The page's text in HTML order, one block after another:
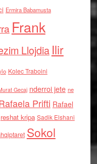
Ermira Babamusta
Frank
Llojdia Ilir
Kolec Traboini
Gecaj nderroi jete ne
Prifti Rafael
reshat kripa Sadik Elshani
Sokol